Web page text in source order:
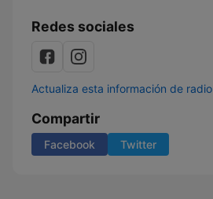
Redes sociales
Actualiza esta información de radio
Compartir
Facebook Twitter